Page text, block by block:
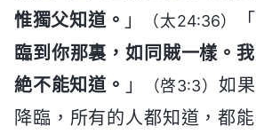
惟獨父知道。 」 （太24:36） 「
臨到你那裏，如同賊一樣。
絶不能知道。 」 （啓3:3） 如
降臨，所有的人都知道，都